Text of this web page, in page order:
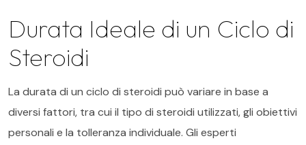
Durata Ideale di un Ciclo di
Steroidi
La durata di un ciclo di steroidi può variare in base a
diversi fattori, tra cui il tipo di steroidi utilizzati, gli obiettivi
personali e la tolleranza individuale. Gli esperti